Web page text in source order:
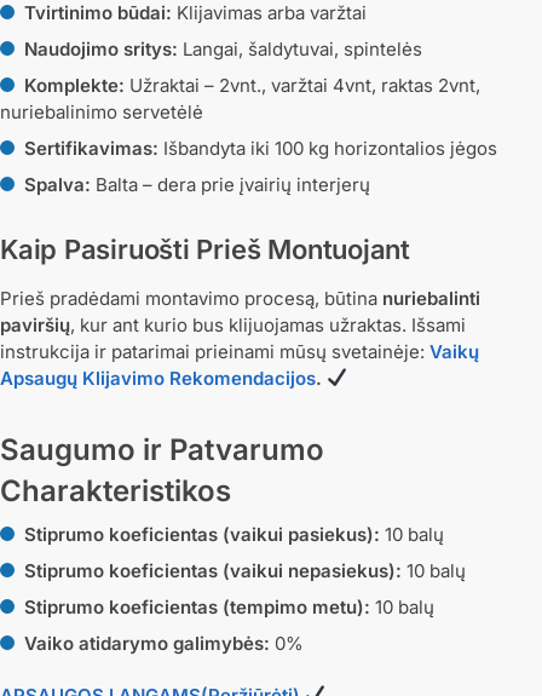
Tvirtinimo būdai: Klijavimas arba varžtai
Naudojimo sritys: Langai, šaldytuvai, spintelės
Komplekte: Užraktai – 2vnt., varžtai 4vnt, raktas 2vnt,
nuriebalinimo servetėlė
Sertifikavimas: Išbandyta iki 100 kg horizontalios jėgos
Spalva: Balta – dera prie įvairių interjerų
Kaip Pasiruošti Prieš Montuojant
Prieš pradėdami montavimo procesą, būtina nuriebalinti
paviršių, kur ant kurio bus klijuojamas užraktas. Išsami
instrukcija ir patarimai prieinami mūsų svetainėje: Vaikų
Apsaugų Klijavimo Rekomendacijos.
Saugumo ir Patvarumo
Charakteristikos
Stiprumo koeficientas (vaikui pasiekus): 10 balų
Stiprumo koeficientas (vaikui nepasiekus): 10 balų
Stiprumo koeficientas (tempimo metu): 10 balų
Vaiko atidarymo galimybės: 0%